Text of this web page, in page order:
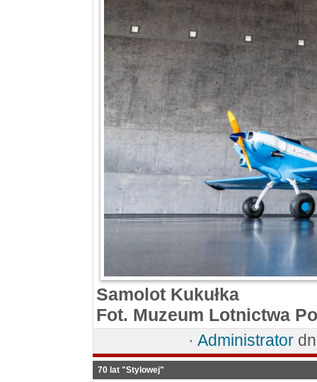
Samolot Kukułka
Fot. Muzeum Lotnictwa
· Administrator
70 lat "Stylowej"